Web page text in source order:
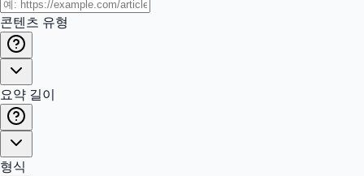
콘텐츠 유형
요약 길이
형식